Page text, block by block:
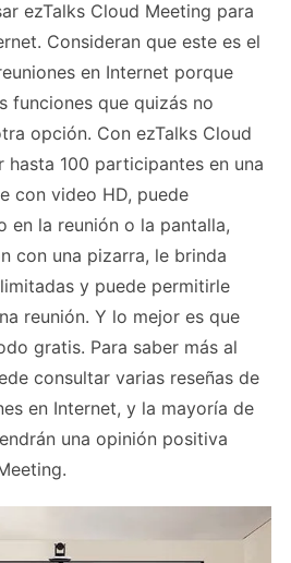
ezTalks Cloud Meeting para
Consideran que este es el
en Internet porque
funciones que quizás no
opción. Con ezTalks Cloud
hasta 100 participantes en una
con video HD, puede
la reunión o la pantalla,
con una pizarra, le brinda
y puede permitirle
reunión. Y lo mejor es que
gratis. Para saber más al
consultar varias reseñas de
en Internet, y la mayoría de
una opinión positiva